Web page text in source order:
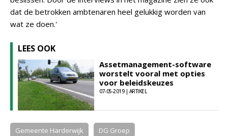
dat de betrokken ambtenaren heel gelukkig worden van
wat ze doen.'
LEES OOK
Assetmanagement-software
worstelt vooral met opties
voor beleidskeuzes
07-05-2019 | ARTIKEL
Gemeente Harderwijk DG Groep